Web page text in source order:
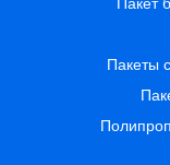
Пакеты